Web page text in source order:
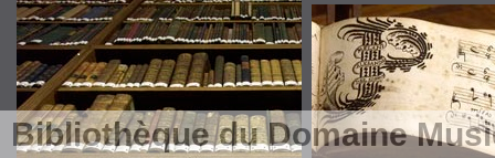
Bibliothèque du Domaine